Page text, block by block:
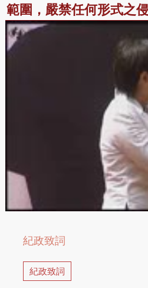
範圍，嚴禁任何形式之
紀政致詞
紀政致詞